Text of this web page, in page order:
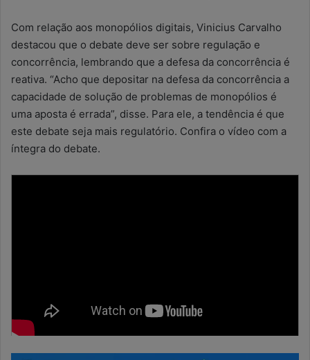
Com relação aos monopólios digitais, Vinicius Carvalho
destacou que o debate deve ser sobre regulação e
concorrência, lembrando que a defesa da concorrência é
reativa. “Acho que depositar na defesa da concorrência a
capacidade de solução de problemas de monopólios é
uma aposta é errada”, disse. Para ele, a tendência é que
este debate seja mais regulatório. Confira o vídeo com a
íntegra do debate.